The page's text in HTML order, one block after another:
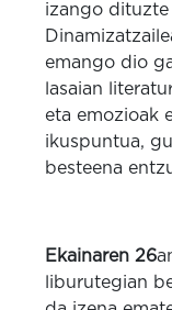
izango dituzte
emango dio
lasaian
eta emozioak
ikuspuntua,
besteena
Ekainaren 26
liburutegian